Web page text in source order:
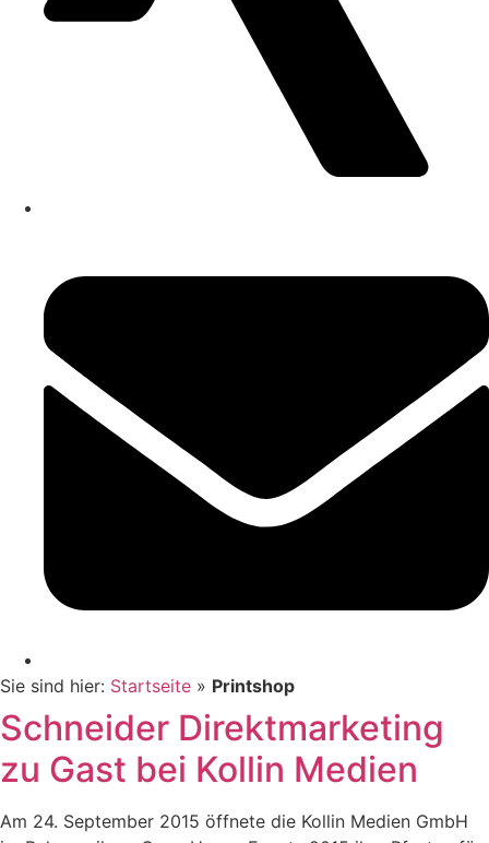
Sie sind hier: Startseite » Printshop
Schneider Direktmarketing
zu Gast bei Kollin Medien
Am 24. September 2015 öffnete die Kollin Medien GmbH